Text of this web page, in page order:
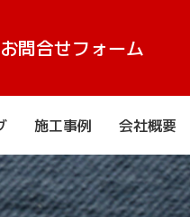
お問合せフォーム
施工事例 会社概要